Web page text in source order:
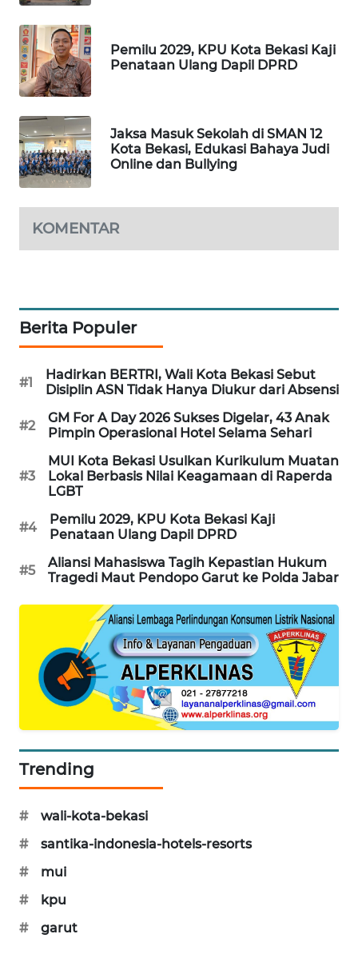
Pemilu 2029, KPU Kota Bekasi Kaji
Penataan Ulang Dapil DPRD
Jaksa Masuk Sekolah di SMAN 12
Kota Bekasi, Edukasi Bahaya Judi
Online dan Bullying
KOMENTAR
Berita Populer
#1
Hadirkan BERTRI, Wali Kota Bekasi Sebut
Disiplin ASN Tidak Hanya Diukur dari Absensi
#2
GM For A Day 2026 Sukses Digelar, 43 Anak
Pimpin Operasional Hotel Selama Sehari
#3
MUI Kota Bekasi Usulkan Kurikulum Muatan
Lokal Berbasis Nilai Keagamaan di Raperda
LGBT
#4
Pemilu 2029, KPU Kota Bekasi Kaji
Penataan Ulang Dapil DPRD
#5
Aliansi Mahasiswa Tagih Kepastian Hukum
Tragedi Maut Pendopo Garut ke Polda Jabar
Trending
#
wali-kota-bekasi
#
santika-indonesia-hotels-resorts
#
mui
#
kpu
#
garut
ALPERKLINAS
FORJASIDA
TAMBANG
NEWS
SITUNGIR
NEWS
SIANTAR
NEWS
METRO
MEDAN
NEWS
METRO
JAKARTA
NEWS
KARING
NEWS
JURNAL
HUMBANG
NEWS
NEWS
ID